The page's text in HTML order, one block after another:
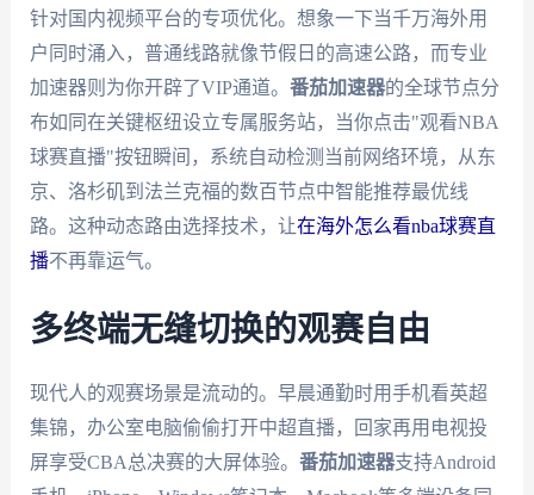
针对国内视频平台的专项优化。想象一下当千万海外用
户同时涌入，普通线路就像节假日的高速公路，而专业
加速器则为你开辟了VIP通道。 番茄加速器的全球节点分
布如同在关键枢纽设立专属服务站，当你点击"观看NBA
球赛直播"按钮瞬间，系统自动检测当前网络环境，从东
京、洛杉矶到法兰克福的数百节点中智能推荐最优线
路。这种动态路由选择技术，让在海外怎么看nba球赛直
播不再靠运气。
多终端无缝切换的观赛自由
现代人的观赛场景是流动的。早晨通勤时用手机看英超
集锦，办公室电脑偷偷打开中超直播，回家再用电视投
屏享受CBA总决赛的大屏体验。 番茄加速器支持Android